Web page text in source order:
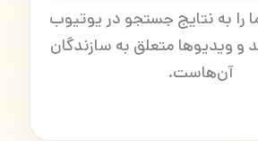
را به نتایج جستجو در یوتیوب
و ویدیوها متعلق به سازندگان
آن‌هاست.